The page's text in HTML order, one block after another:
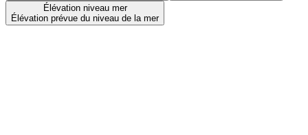
Élévation niveau mer
Élévation prévue du niveau de la mer